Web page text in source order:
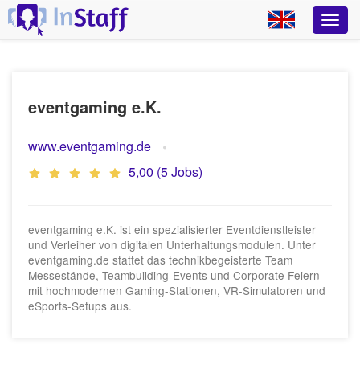
eventgaming e.K.
www.eventgaming.de
5,00 (5 Jobs)
eventgaming e.K. ist ein spezialisierter Eventdienstleister
und Verleiher von digitalen Unterhaltungsmodulen. Unter
eventgaming.de stattet das technikbegeisterte Team
Messestände, Teambuilding-Events und Corporate Feiern
mit hochmodernen Gaming-Stationen, VR-Simulatoren und
eSports-Setups aus.